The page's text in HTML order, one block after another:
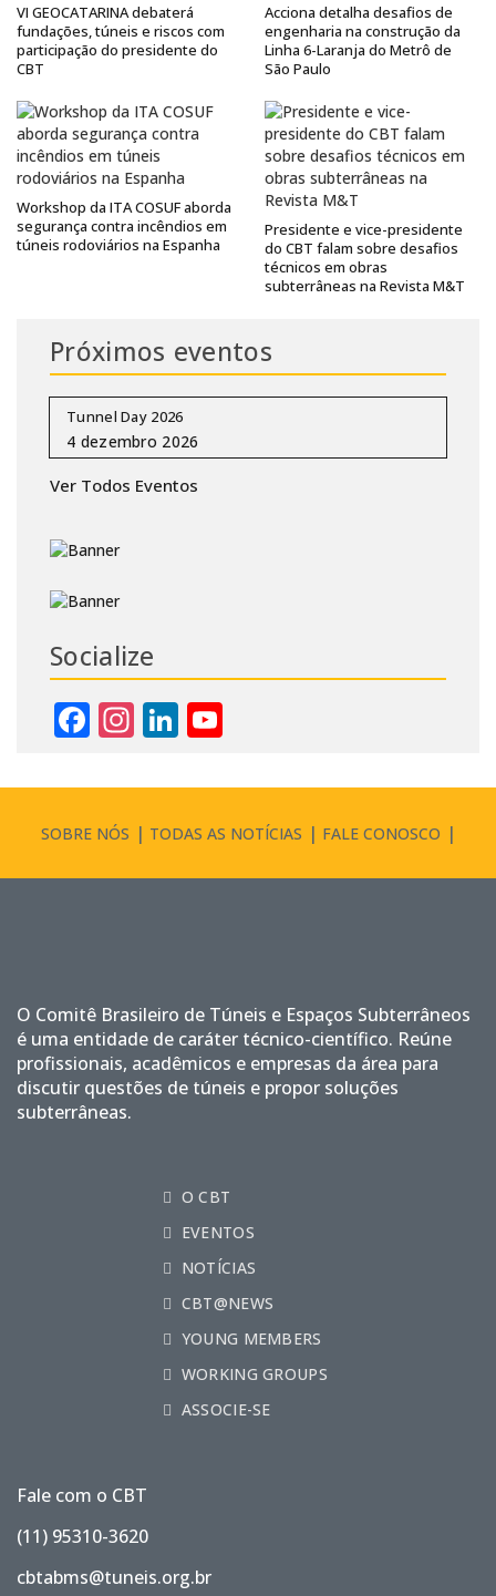
VI GEOCATARINA debaterá
fundações, túneis e riscos com
participação do presidente do
CBT
Acciona detalha desafios de
engenharia na construção da
Linha 6-Laranja do Metrô de
São Paulo
Workshop da ITA COSUF aborda
segurança contra incêndios em
túneis rodoviários na Espanha
Presidente e vice-presidente
do CBT falam sobre desafios
técnicos em obras
subterrâneas na Revista M&T
Próximos eventos
Tunnel Day 2026
Ver Todos Eventos
Socialize
Facebook
Instagram
LinkedIn
SOBRE NÓS TODAS AS NOTÍCIAS FALE CONOSCO
O Comitê Brasileiro de Túneis e Espaços Subterrâneos
é uma entidade de caráter técnico-científico. Reúne
profissionais, acadêmicos e empresas da área para
discutir questões de túneis e propor soluções
subterrâneas.
O CBT
EVENTOS
NOTÍCIAS
CBT@NEWS
YOUNG MEMBERS
WORKING GROUPS
ASSOCIE-SE
Fale com o CBT
(11) 95310-3620
cbtabms@tuneis.org.br